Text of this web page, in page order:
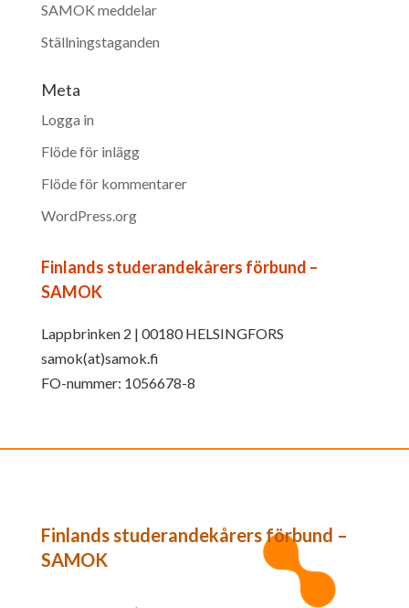
SAMOK meddelar
Ställningstaganden
Meta
Logga in
Flöde för inlägg
Flöde för kommentarer
WordPress.org
Finlands studerandekårers förbund –
SAMOK
Lappbrinken 2 | 00180 HELSINGFORS
samok(at)samok.fi
FO-nummer: 1056678-8
Finlands studerandekårers förbund –
SAMOK